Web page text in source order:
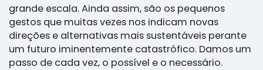
grande escala. Ainda assim, são os pequenos
gestos que muitas vezes nos indicam novas
direções e alternativas mais sustentáveis perante
um futuro iminentemente catastrófico. Damos um
passo de cada vez, o possível e o necessário.